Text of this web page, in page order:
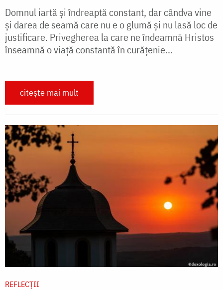
Domnul iartă și îndreaptă constant, dar cândva vine
și darea de seamă care nu e o glumă și nu lasă loc de
justificare. Privegherea la care ne îndeamnă Hristos
înseamnă o viață constantă în curățenie...
citește mai mult
REFLECȚII